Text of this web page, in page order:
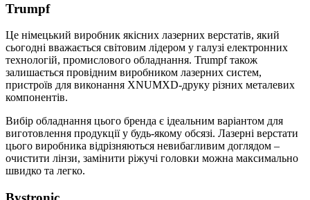
Trumpf
Це німецький виробник якісних лазерних верстатів, який
сьогодні вважається світовим лідером у галузі електронних
технологій, промислового обладнання. Trumpf також
залишається провідним виробником лазерних систем,
пристроїв для виконання XNUMXD-друку різних металевих
компонентів.
Вибір обладнання цього бренда є ідеальним варіантом для
виготовлення продукції у будь-якому обсязі. Лазерні верстати
цього виробника відрізняються невибагливим доглядом –
очистити лінзи, замінити ріжучі головки можна максимально
швидко та легко.